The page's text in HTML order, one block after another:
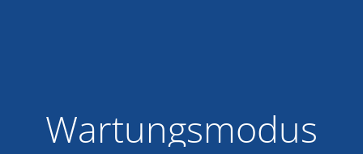
Wartungsmodus